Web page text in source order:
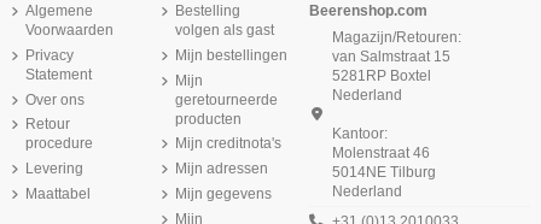
Beeren Jongens boxershorts
Mix&Match uni 2Pack D.Blauw/Grijs
Beeren Dames hemd Angela Wit
Beeren Meisjes Mix&Match hemd
Zalm D.Blauw 2Pack
Beeren Jongens Mix&Match Singlet
Zwart
Beeren Jongens T-shirt ronde hals
M3000 Wit
Beeren Jongens singlet Comfort
Feeling Navy
Beeren Jongens boxershorts
Mix&Match 2Pack Blauw/D.Blauw
Beeren Dames Elegance Maxi Slip
Wit
Algemene
Voorwaarden
Privacy
Statement
Over ons
Retour
procedure
Levering
Maattabel
Bestelling
volgen als gast
Mijn bestellingen
Mijn
geretourneerde
producten
Mijn creditnota's
Mijn adressen
Mijn gegevens
Mijn
Beerenshop.com
Magazijn/Retouren:
van Salmstraat 15
5281RP Boxtel
Nederland
Kantoor:
Molenstraat 46
5014NE Tilburg
Nederland